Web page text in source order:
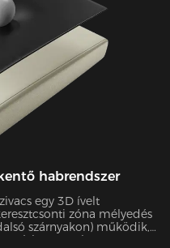
habrendszer
egy 3D ívelt
zóna mélyedés
szárnyakon) működik,
A Tekscan